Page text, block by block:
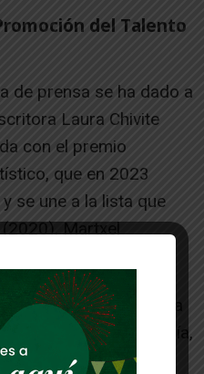
del Talento
de prensa se ha dado a
Laura Chivite
con el premio
que en 2023
se une a la lista que
Martxel
(2022).
general de Cultura
Ignacio Apezteguía,
en su elección “la